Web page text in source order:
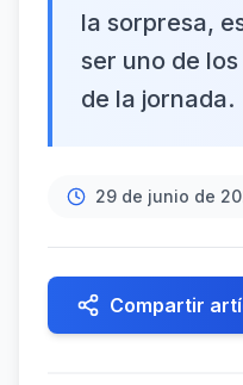
la sorpresa,
ser uno de
de la jornada.
29 de junio de
Compartir